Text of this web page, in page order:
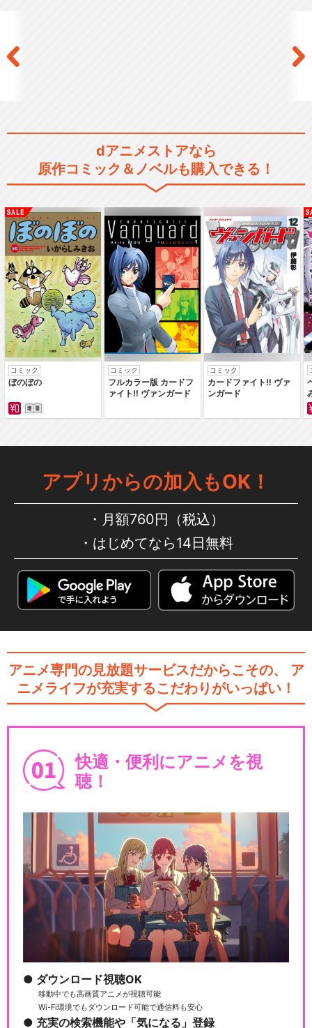
dアニメストアなら
原作コミック＆ノベルも購入できる！
コミック
ぼのぼの
コミック
フルカラー版 カードフ
ァイト‼ ヴァンガード
コミック
カードファイト‼ ヴァ
ンガード
アプリからの加入もOK！
月額760円（税込）
はじめてなら14日無料
アニメ専門の見放題サービスだからこその、
ア
ニメライフが充実するこだわりがいっぱい！
快適・便利にアニメを視
聴！
ダウンロード視聴OK
移動中でも高画質アニメが視聴可能
Wi-Fi環境でもダウンロード可能で通信料も安心
充実の検索機能や「気になる」登録